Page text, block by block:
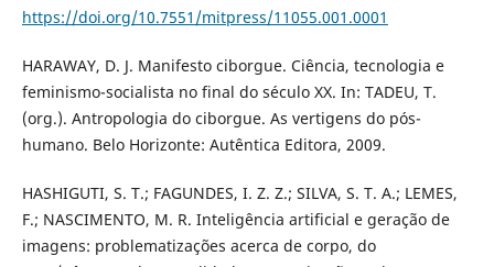
https://doi.org/10.7551/mitpress/11055.001.0001
HARAWAY, D. J. Manifesto ciborgue. Ciência, tecnologia e
feminismo-socialista no final do século XX. In: TADEU, T.
(org.). Antropologia do ciborgue. As vertigens do pós-
humano. Belo Horizonte: Autêntica Editora, 2009.
HASHIGUTI, S. T.; FAGUNDES, I. Z. Z.; SILVA, S. T. A.; LEMES,
F.; NASCIMENTO, M. R. Inteligência artificial e geração de
imagens: problematizações acerca de corpo, do